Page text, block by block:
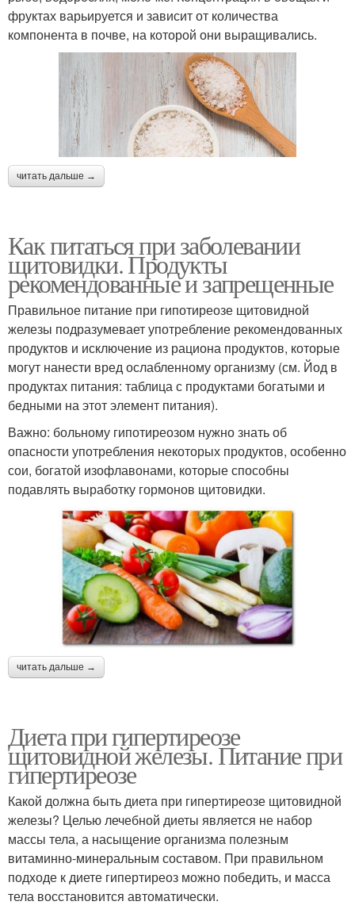
фруктах варьируется и зависит от количества
компонента в почве, на которой они выращивались.
читать дальше →
Как питаться при заболевании
щитовидки. Продукты
рекомендованные и запрещенные
Правильное питание при гипотиреозе щитовидной
железы подразумевает употребление рекомендованных
продуктов и исключение из рациона продуктов, которые
могут нанести вред ослабленному организму (см. Йод в
продуктах питания: таблица с продуктами богатыми и
бедными на этот элемент питания).
Важно: больному гипотиреозом нужно знать об
опасности употребления некоторых продуктов, особенно
сои, богатой изофлавонами, которые способны
подавлять выработку гормонов щитовидки.
читать дальше →
Диета при гипертиреозе
щитовидной железы. Питание при
гипертиреозе
Какой должна быть диета при гипертиреозе щитовидной
железы? Целью лечебной диеты является не набор
массы тела, а насыщение организма полезным
витаминно-минеральным составом. При правильном
подходе к диете гипертиреоз можно победить, и масса
тела восстановится автоматически.